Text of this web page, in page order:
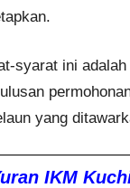
syarat ini
yang
IKM